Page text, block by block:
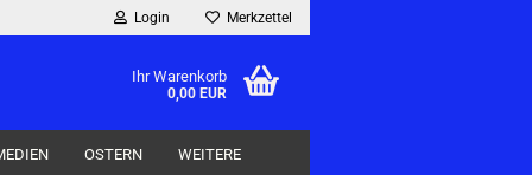
Login Merkzettel
Ihr Warenkorb
0,00 EUR
OSTERN WEITERE